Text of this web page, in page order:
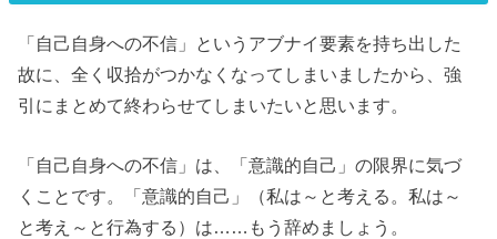
「自己自身への不信」というアブナイ要素を持ち出した
故に、全く収拾がつかなくなってしまいましたから、強
引にまとめて終わらせてしまいたいと思います。
「自己自身への不信」は、「意識的自己」の限界に気づ
くことです。「意識的自己」（私は～と考える。私は～
と考え～と行為する）は……もう辞めましょう。